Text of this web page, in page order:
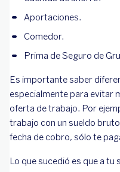
Aportaciones.
Comedor.
Prima de Seguro de
Es importante saber
especialmente para evitar
oferta de trabajo. Por
trabajo con un sueldo
fecha de cobro, sólo te
Lo que sucedió es que a tu